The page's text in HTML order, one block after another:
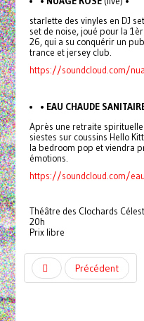
starlette des vinyles en DJ
set de noise, joué pour la
26, qui a su conquérir un
trance et jersey club.
https://soundcloud.com/
• EAU CHAUDE
Après une retraite
siestes sur coussins Hello
la bedroom pop et viendra
émotions.
https://soundcloud.com/
Théâtre des Clochards
20h
Prix libre
Précédent